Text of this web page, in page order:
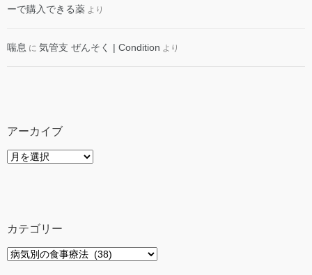
ーで購入できる薬 より
喘息 に 気管支 ぜんそく | Condition より
アーカイブ
ア
カテゴリー
カ